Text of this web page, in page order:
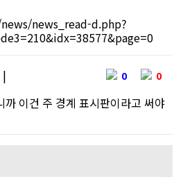
news_read-d.php?
| 0 0
까 이건 주 경계 표시판이라고 써야